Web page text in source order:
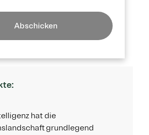
Abschicken
hat die
grundlegend